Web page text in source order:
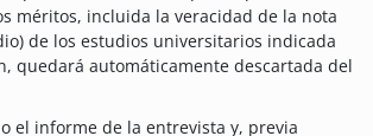
méritos, incluida la veracidad de la nota
de los estudios universitarios indicada
quedará automáticamente descartada del
el informe de la entrevista y, previa